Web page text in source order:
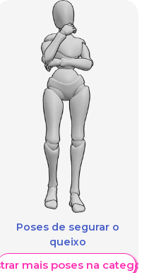
Poses de segurar o
queixo
mais poses na